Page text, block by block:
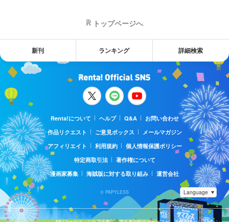
トップページへ
新刊 ランキング 詳細検索
Renta!について ヘルプ Q&A
お問い合わせ
作品リクエスト
ご意見ボックス
メールマガジン
アフィリエイト
利用規約
個人情報保護ポリシー
特定商取引法
著作権について
漫画家募集
海賊版に対する取り組み 運営会社
© PAPYLESS